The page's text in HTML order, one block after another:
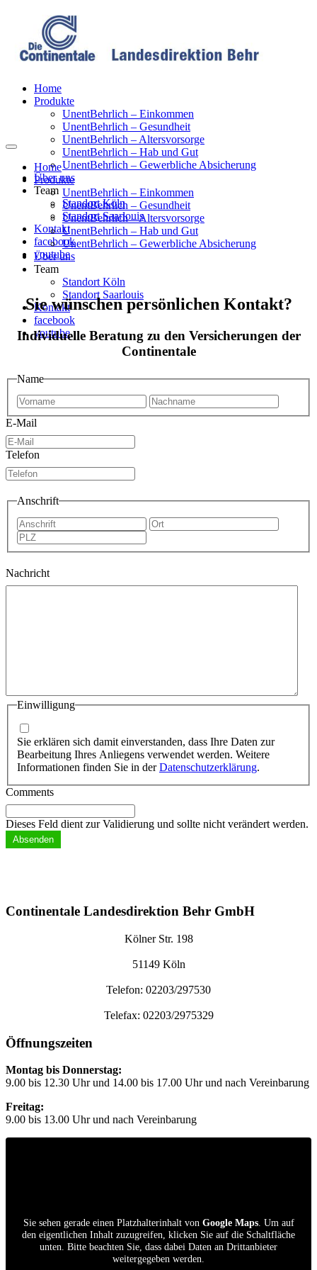
Home
Produkte
UnentBehrlich – Einkommen
UnentBehrlich – Gesundheit
UnentBehrlich – Altersvorsorge
UnentBehrlich – Hab und Gut
UnentBehrlich – Gewerbliche Absicherung
Über uns
Team
Standort Köln
Standort Saarlouis
Kontakt
facebook
youtube
Home
Produkte
UnentBehrlich – Einkommen
UnentBehrlich – Gesundheit
UnentBehrlich – Altersvorsorge
UnentBehrlich – Hab und Gut
UnentBehrlich – Gewerbliche Absicherung
Über uns
Team
Standort Köln
Standort Saarlouis
Kontakt
facebook
youtube
Sie wünschen persönlichen Kontakt?
Individuelle Beratung zu den Versicherungen der
Continentale
Name
Vorname
E-Mail
Telefon
Anschrift
Anschrift
PLZ
Nachricht
Einwilligung
Sie erklären sich damit einverstanden, dass Ihre Daten zur
Bearbeitung Ihres Anliegens verwendet werden. Weitere
Informationen finden Sie in derDatenschutzerklärung.
Comments
Dieses Feld dient zur Validierung und sollte nicht verändert werden.
Continentale Landesdirektion Behr GmbH
Kölner Str. 198
51149 Köln
Telefon: 02203/297530
Telefax: 02203/2975329
Öffnungszeiten
Montag bis Donnerstag:
9.00 bis 12.30 Uhr und 14.00 bis 17.00 Uhr und nach Vereinbarung
Freitag:
9.00 bis 13.00 Uhr und nach Vereinbarung
Sie sehen gerade einen Platzhalterinhalt von Google Maps. Um auf
den eigentlichen Inhalt zuzugreifen, klicken Sie auf die Schaltfläche
unten. Bitte beachten Sie, dass dabei Daten an Drittanbieter
weitergegeben werden.